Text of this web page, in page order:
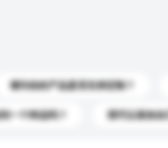
请问你的产品是否支持定制？
一个样品吗？ 我可以添加自